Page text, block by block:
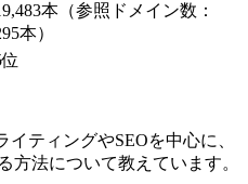
本（参照ドメイン数：
本）
イティングやSEOを中心に、
方法について教えています。